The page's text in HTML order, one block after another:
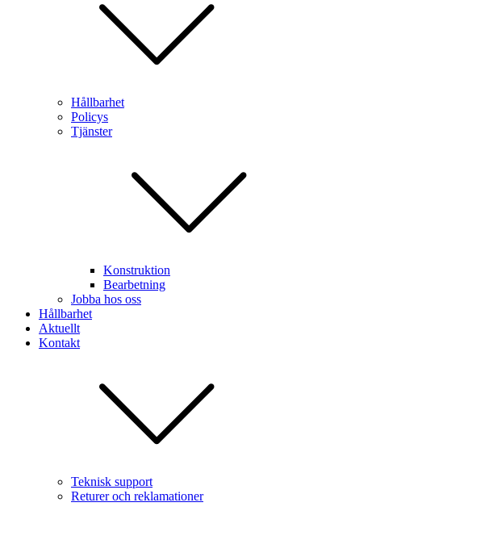
Hållbarhet
Policys
Tjänster
Konstruktion
Bearbetning
Jobba hos oss
Hållbarhet
Aktuellt
Kontakt
Teknisk support
Returer och reklamationer